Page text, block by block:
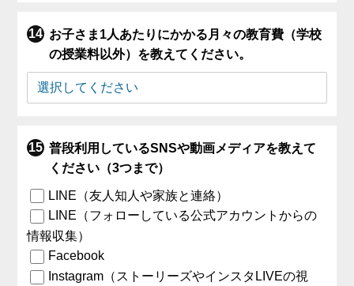
お子さま1人あたりにかかる月々の教育費（学校
の授業料以外）を教えてください。
普段利用しているSNSや動画メディアを教えて
ください（3つまで）
LINE（友人知人や家族と連絡）
LINE（フォローしている公式アカウントからの
情報収集）
Facebook
Instagram（ストーリーズやインスタLIVEの視